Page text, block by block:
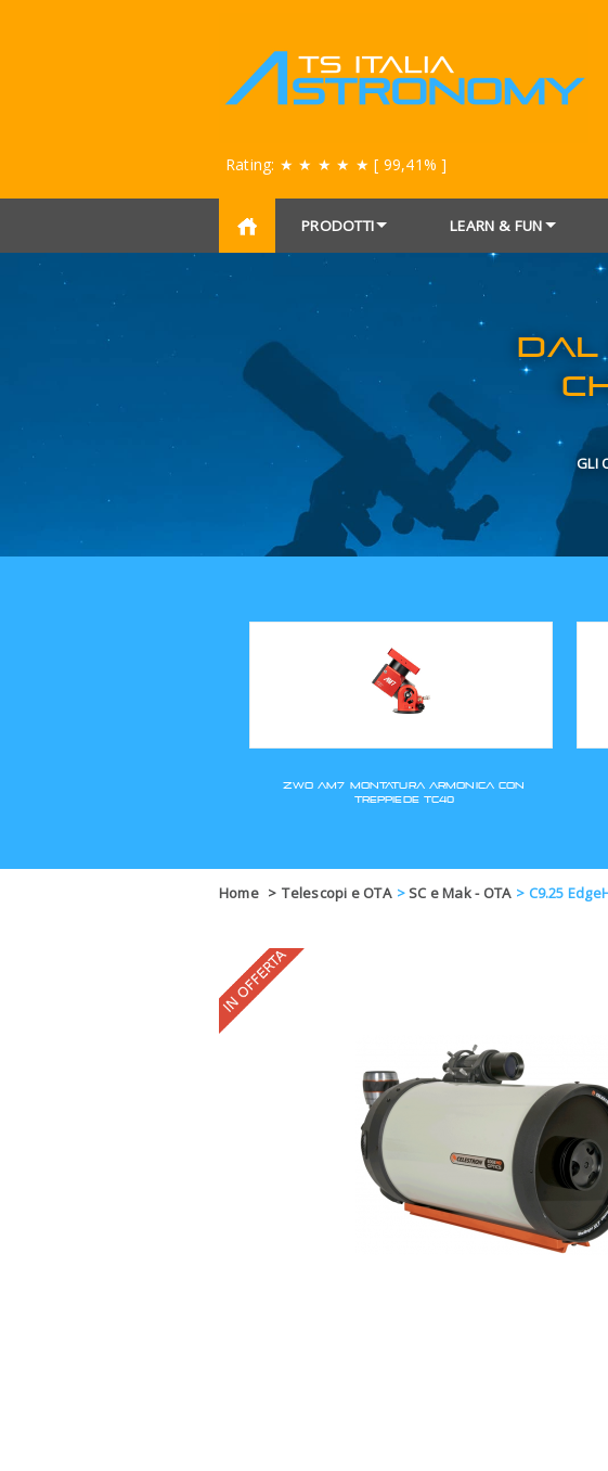
Rating: ★ ★ ★ ★ ★ [ 99,41% ]
PRODOTTI LEARN & FUN
Home > Telescopi e OTA >SC e Mak - OTA > C9.25